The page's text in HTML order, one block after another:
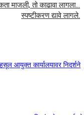
माजली, तो काढावा लागला…
स्पष्टीकरण द्यावे लागले.
आयुक्त कार्यालयावर निदर्शने